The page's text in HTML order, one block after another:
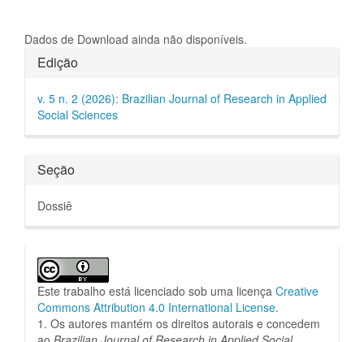
Dados de Download ainda não disponíveis.
Detalhes
do
artigo
Edição
v. 5 n. 2 (2026): Brazilian Journal of Research in Applied
Social Sciences
Seção
Dossiê
Este trabalho está licenciado sob uma licença Creative
Commons Attribution 4.0 International License.
1. Os autores mantém os direitos autorais e concedem